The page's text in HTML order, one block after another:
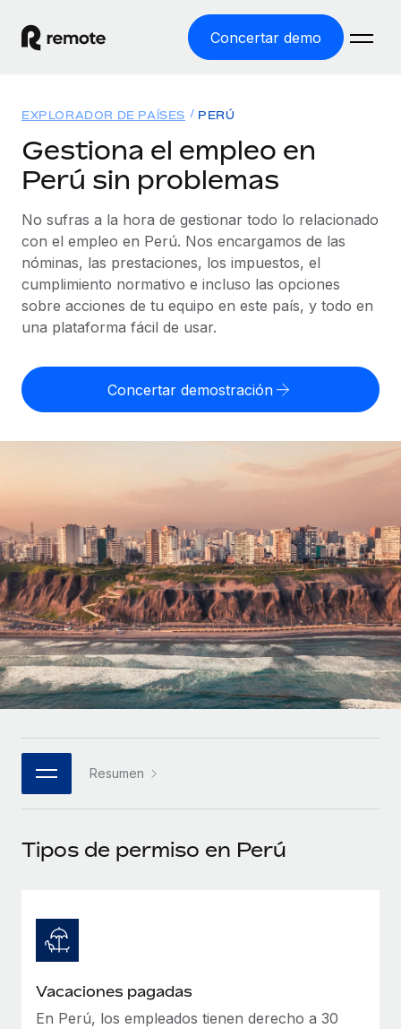
Concertar demo
EMPLEO GLOBAL
Nómina global
Gestiona las nóminas de forma sencilla y conforme a la
legalidad.
Employer of Record
Expándete en todo el mundo sin gastar en entidades.
cumpliendo la normativa.
INFRAESTRUCTURA
Conexión Remote
Integra los RR. HH. en tus flujos de trabajo sin
complicaciones.
Plataforma
Funciones esenciales de RR. HH. integradas para tu
Conectar
Conecta cualquier herramienta de IA con Remote
Optimiza los procesos con herramientas empresariales
SERVICIOS
Obtén ayuda de gente experta en RR. HH. globales
y cumplimiento normativo.
Soluciones
COBERTURA MUNDIAL
Explorador de países
Consulta el soporte del empleo global según el país.
Explorador estatal de EE. UU.
Simplifica la contratación en todos los estados de EE.
Comparador de Remote
Compáranos con otras empresas.
Soluciones ágiles de RR. HH. globales y nóminas para
empresas en crecimiento.
Mediana empresa
Amplía tu equipo con soluciones de RR. HH.
personalizadas.
Empresa
RR. HH. globales para grandes empresas.
ASOCIARSE
Socios tecnológicos estratégicos
Integra la gestión de los RR. HH. globales en tu
Asociarse
Consultoría de integraciones y automatización con IA.
CASOS PRÁCTICOS
Recursos
HERRAMIENTAS Y CALCULADORAS
Calculadora del riesgo de clasificación errónea
Consulta el riesgo de clasificación errónea por país.
cualquier país.
APRENDIZAJE CON REMOTE
Guías y recursos
Casos prácticos
Glosario de RR. HH.
Listas de verificación y plantillas
Biblioteca de descripciones de puestos
Webinarios
Información sobre salarios y talento
Obtén ayuda
Precios
English
Nederlands
Deutsch
Español
Italiano
Português (Portugal)
日本語
한국어
中文（简体）
EXPLORADOR DE PAÍSES PERÚ
Gestiona el empleo en
Perú sin problemas
No sufras a la hora de gestionar todo lo relacionado
con el empleo en Perú. Nos encargamos de las
nóminas, las prestaciones, los impuestos, el
cumplimiento normativo e incluso las opciones
sobre acciones de tu equipo en este país, y todo en
una plataforma fácil de usar.
Concertar demostración
Resumen
Tipos de permiso en Perú
Vacaciones pagadas
En Perú, los empleados tienen derecho a 30